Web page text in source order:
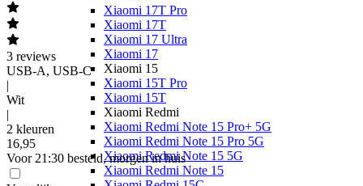
Xiaomi 17T Pro
Xiaomi 17T
Xiaomi 17 Ultra
Xiaomi 17
Xiaomi 15
Xiaomi 15T Pro
Xiaomi 15T
Xiaomi Redmi
Xiaomi Redmi Note 15 Pro+ 5G
Xiaomi Redmi Note 15 Pro 5G
Xiaomi Redmi Note 15 5G
Xiaomi Redmi Note 15
3 reviews
USB-A, USB-C
|
Wit
|
2 kleuren
16,95
Voor 21:30 besteld, morgen in huis